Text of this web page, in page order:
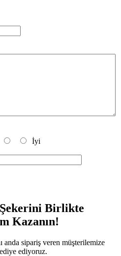
İyi
Birlikte
Kazanın!
anda sipariş veren müşterilemize
ediyoruz.